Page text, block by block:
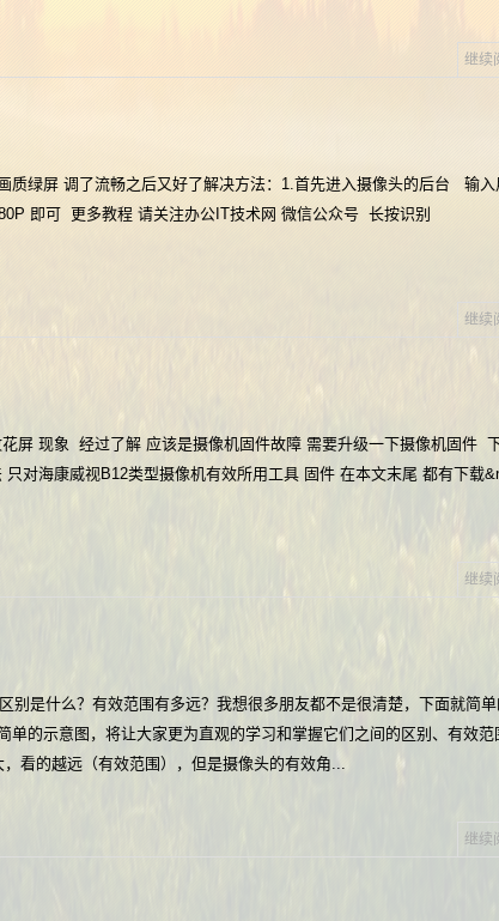
继续
质绿屏 调了流畅之后又好了解决方法：1.首先进入摄像头的后台 输入
即可 更多教程 请关注办公IT技术网 微信公众号 长按识别
继续
屏 现象 经过了解 应该是摄像机固件故障 需要升级一下摄像机固件
海康威视B12类型摄像机有效所用工具 固件 在本文末尾 都有下载
继续
是什么？有效范围有多远？我想很多朋友都不是很清楚，下面就简
的示意图，将让大家更为直观的学习和掌握它们之间的区别、有效范
看的越远（有效范围），但是摄像头的有效角...
继续